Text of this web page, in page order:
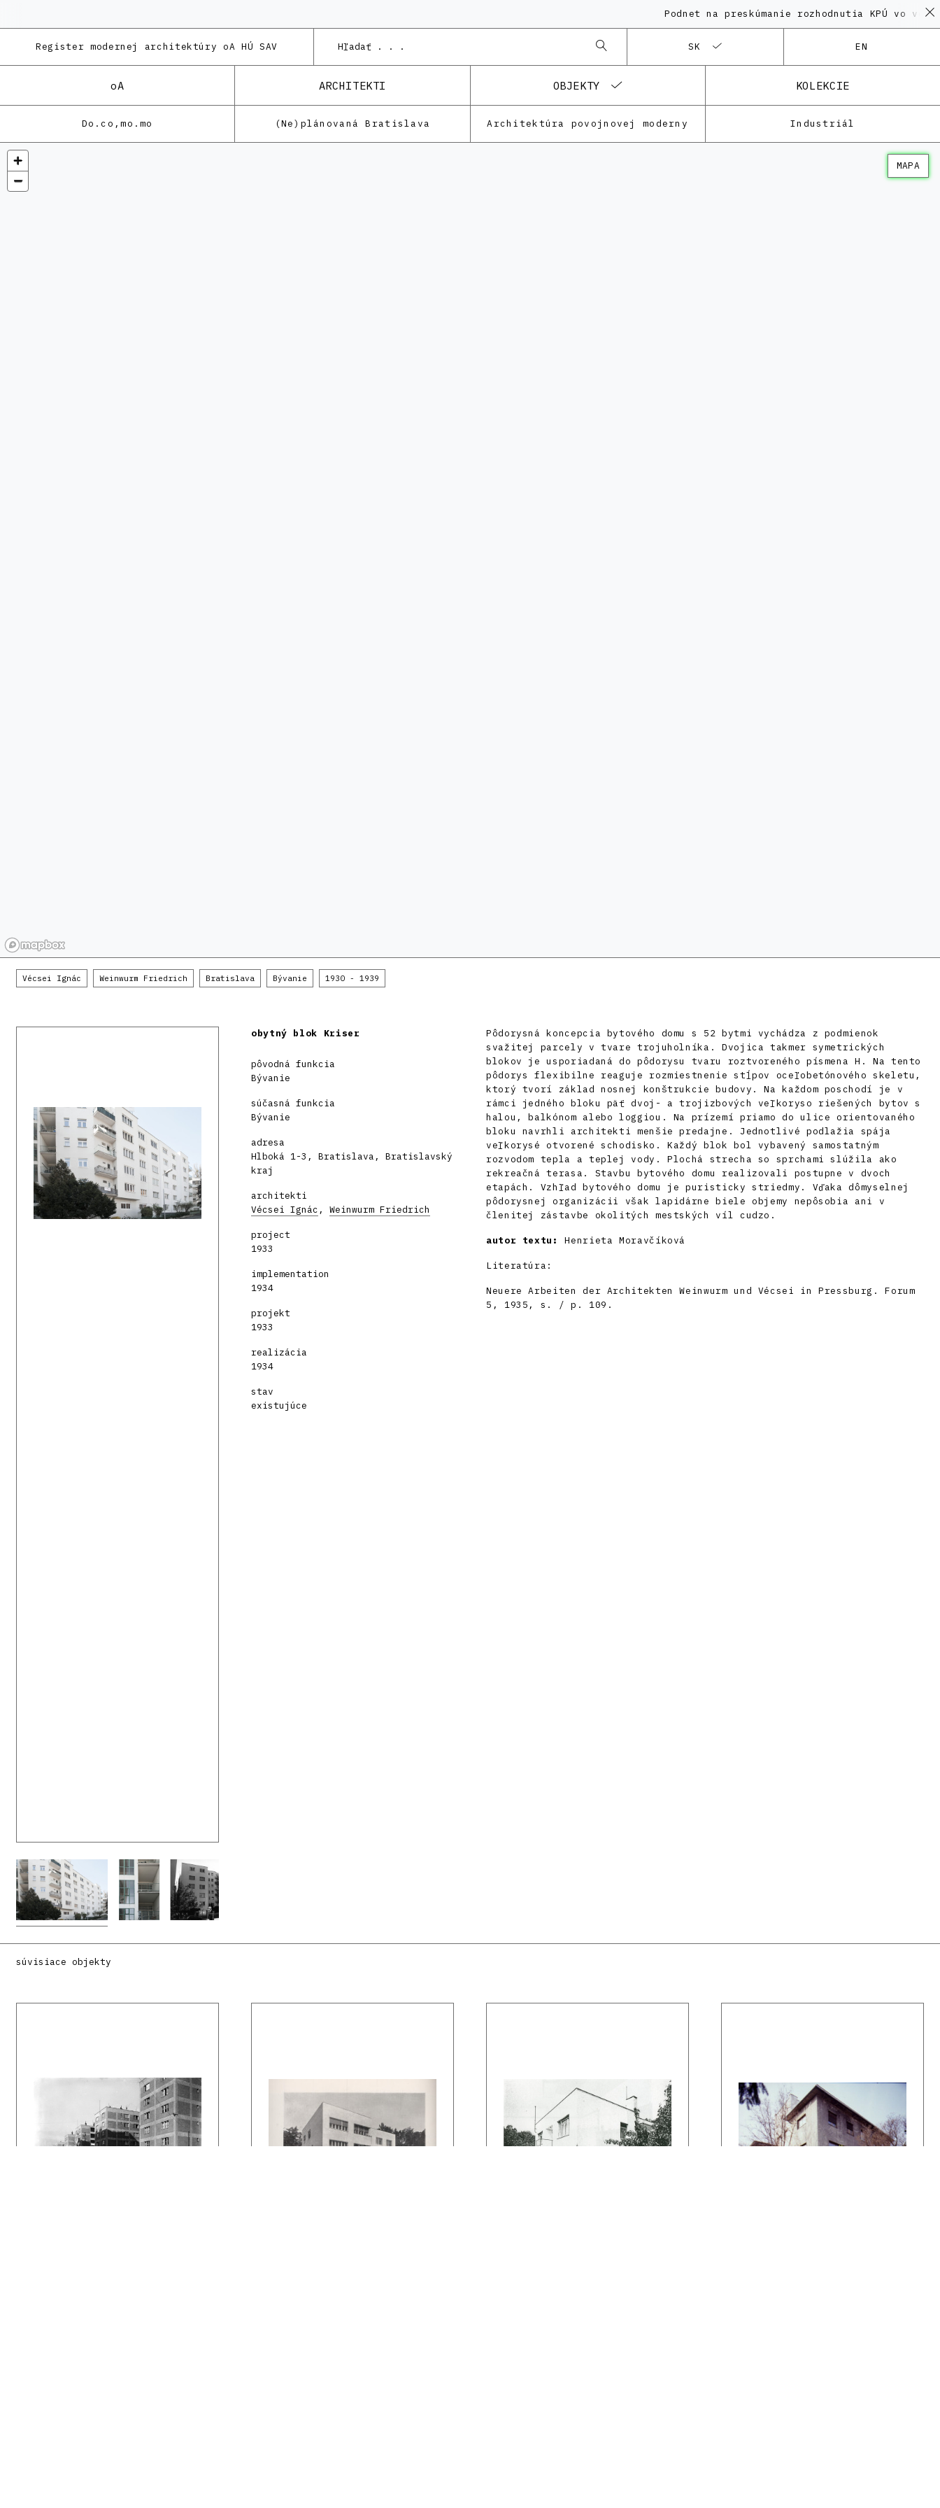
Podnet na preskúmanie rozhodnutia KPÚ vo veci
Register modernej architektúry oA HÚ SAV SK EN
oA ARCHITEKTI OBJEKTY KOLEKCIE
Do.co,mo.mo (Ne)plánovaná Bratislava Architektúra povojnovej moderny Industriál
MAPA
Vécsei Ignác Weinwurm Friedrich Bratislava Bývanie 1930 - 1939
obytný blok Kriser
pôvodná funkcia
Bývanie
súčasná funkcia
Bývanie
adresa
Hlboká 1-3, Bratislava, Bratislavský
kraj
architekti
Vécsei Ignác, Weinwurm Friedrich
project
1933
implementation
1934
projekt
1933
realizácia
1934
stav
existujúce
Pôdorysná koncepcia bytového domu s 52 bytmi vychádza z podmienok
svažitej parcely v tvare trojuholníka. Dvojica takmer symetrických
blokov je usporiadaná do pôdorysu tvaru roztvoreného písmena H. Na tento
pôdorys flexibilne reaguje rozmiestnenie stĺpov oceľobetónového skeletu,
ktorý tvorí základ nosnej konštrukcie budovy. Na každom poschodí je v
rámci jedného bloku päť dvoj- a trojizbových veľkoryso riešených bytov s
halou, balkónom alebo loggiou. Na prízemí priamo do ulice orientovaného
bloku navrhli architekti menšie predajne. Jednotlivé podlažia spája
veľkorysé otvorené schodisko. Každý blok bol vybavený samostatným
rozvodom tepla a teplej vody. Plochá strecha so sprchami slúžila ako
rekreačná terasa. Stavbu bytového domu realizovali postupne v dvoch
etapách. Vzhľad bytového domu je puristicky striedmy. Vďaka dômyselnej
pôdorysnej organizácii však lapidárne biele objemy nepôsobia ani v
členitej zástavbe okolitých mestských víl cudzo.
autor textu: Henrieta Moravčíková
Literatúra:
Neuere Arbeiten der Architekten Weinwurm und Vécsei in Pressburg. Forum
5, 1935, s. / p. 109.
súvisiace objekty